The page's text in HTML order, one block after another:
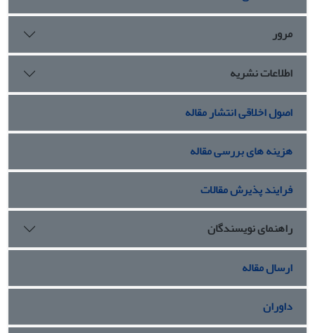
مرور
اطلاعات نشریه
اصول اخلاقی انتشار مقاله
هزینه های بررسی مقاله
فرایند پذیرش مقالات
راهنمای نویسندگان
ارسال مقاله
داوران